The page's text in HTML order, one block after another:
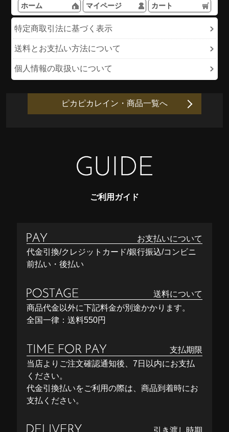
ホーム マイページ カート
特定商取引法に基づく表示
送料とお支払い方法について
個人情報の取扱いについて
ピカピカレイン・商品一覧へ
ご利用ガイド
お支払いについて
代金引換/クレジットカード/銀行振込/コンビニ
前払い・後払い
送料について
商品代金以外に下記料金が別途かかります。
全国一律：送料550円
支払期限
当店よりご注文確認通知後、7日以内にお支払
ください。
代金引換払いをご利用の際は、商品到着時にお
支払ください。